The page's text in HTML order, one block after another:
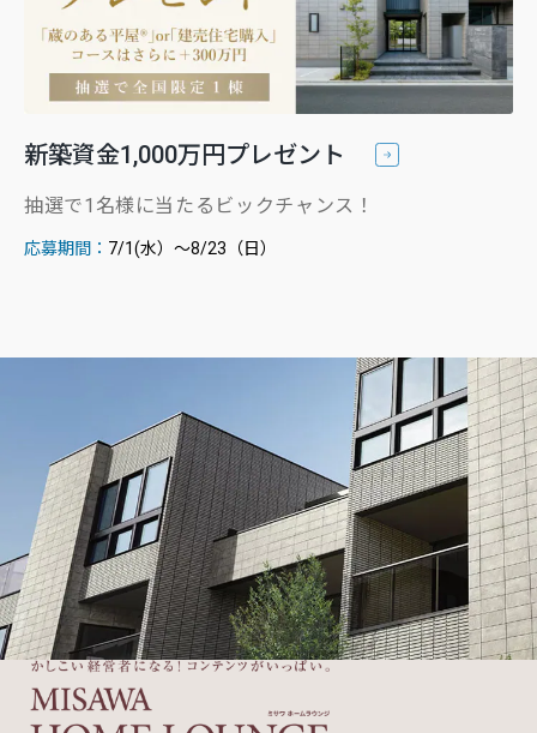
新築資金1,000万円プレゼント
抽選で1名様に当たるビックチャンス！
応募期間： 7/1(水）～8/23（日）